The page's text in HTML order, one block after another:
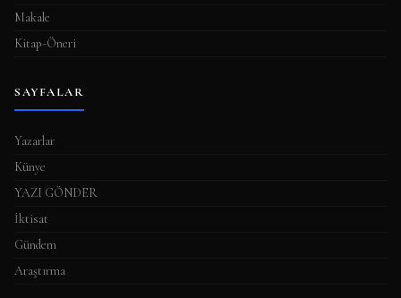
Makale
Kitap-Öneri
SAYFALAR
Yazarlar
Künye
YAZI GÖNDER
İktisat
Gündem
Araştırma